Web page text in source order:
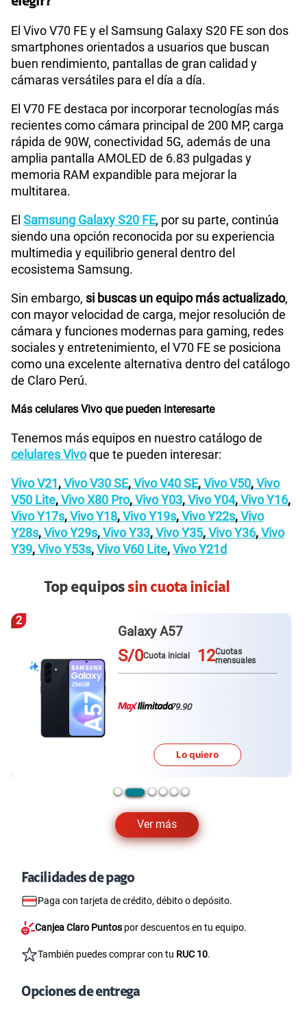
El Vivo V70 FE y el Samsung Galaxy S20 FE son dos
smartphones orientados a usuarios que buscan
buen rendimiento, pantallas de gran calidad y
cámaras versátiles para el día a día.
El V70 FE destaca por incorporar tecnologías más
recientes como cámara principal de 200 MP, carga
rápida de 90W, conectividad 5G, además de una
amplia pantalla AMOLED de 6.83 pulgadas y
memoria RAM expandible para mejorar la
multitarea.
El Samsung Galaxy S20 FE, por su parte, continúa
siendo una opción reconocida por su experiencia
multimedia y equilibrio general dentro del
ecosistema Samsung.
Sin embargo, si buscas un equipo más actualizado,
con mayor velocidad de carga, mejor resolución de
cámara y funciones modernas para gaming, redes
sociales y entretenimiento, el V70 FE se posiciona
como una excelente alternativa dentro del catálogo
de Claro Perú.
Más celulares Vivo que pueden interesarte
Tenemos más equipos en nuestro catálogo de
celulares Vivoque te pueden interesar:
Vivo V21,Vivo V30 SE,Vivo V40 SE,Vivo V50,Vivo
V50 Lite,Vivo X80 Pro,Vivo Y03,Vivo Y04,Vivo Y16,
Vivo Y17s,Vivo Y18,Vivo Y19s,Vivo Y22s,Vivo
Y28s,Vivo Y29s,Vivo Y33,Vivo Y35,Vivo Y36,Vivo
Y39,Vivo Y53s,Vivo V60 Lite,Vivo Y21d
Top equipossin cuota inicial
Ver más
3
Redmi Note 15 pro plus
S/0Cuota inicial 12Cuotas
mensuales
79.90
Lo quiero
Facilidades de pago
Paga con tarjeta de crédito, débito o depósito.
Canjea Claro Puntos por descuentos en tu equipo.
También puedes comprar con tu RUC 10.
Opciones de entrega